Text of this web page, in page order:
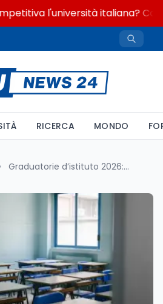
l'università italiana?
RICERCA MONDO
Graduatorie d’istituto 2026: guida completa all’aggiornamento per i docenti soprannumerari e alle nuove procedure scolastiche